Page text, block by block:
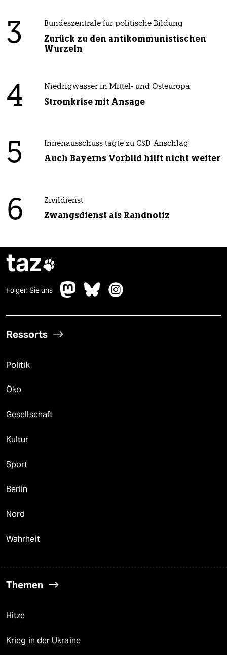
3 Bundeszentrale für politische Bildung
Zurück zu den antikommunistischen
Wurzeln
4 Niedrigwasser in Mittel- und Osteuropa
Stromkrise mit Ansage
5 Innenausschuss tagte zu CSD-Anschlag
Auch Bayerns Vorbild hilft nicht weiter
6 Zivildienst
Zwangsdienst als Randnotiz
taz
Folgen Sie uns
Ressorts
Politik
Öko
Gesellschaft
Kultur
Sport
Berlin
Nord
Wahrheit
Themen
Hitze
Krieg in der Ukraine